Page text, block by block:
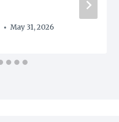
May 31, 2026